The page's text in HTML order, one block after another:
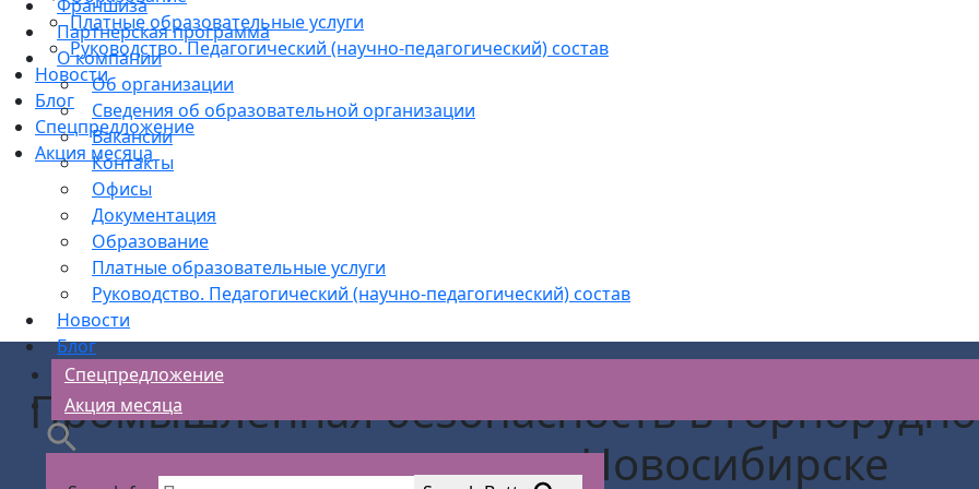
Платные образовательные услуги
Руководство. Педагогический (научно-педагогический) состав
Новости
Блог
Спецпредложение
Акция месяца
Франшиза
Партнерская программа
О компании
Об организации
Сведения об образовательной организации
Вакансии
Контакты
Офисы
Документация
Образование
Платные образовательные услуги
Руководство. Педагогический (научно-педагогический) состав
Новости
Блог
Спецпредложение
Акция месяца
Промышленная безопасность в
Новосибирске